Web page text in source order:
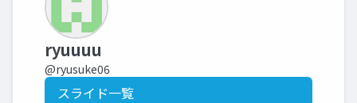
ryuuuu
@ryusuke06
スライド一覧